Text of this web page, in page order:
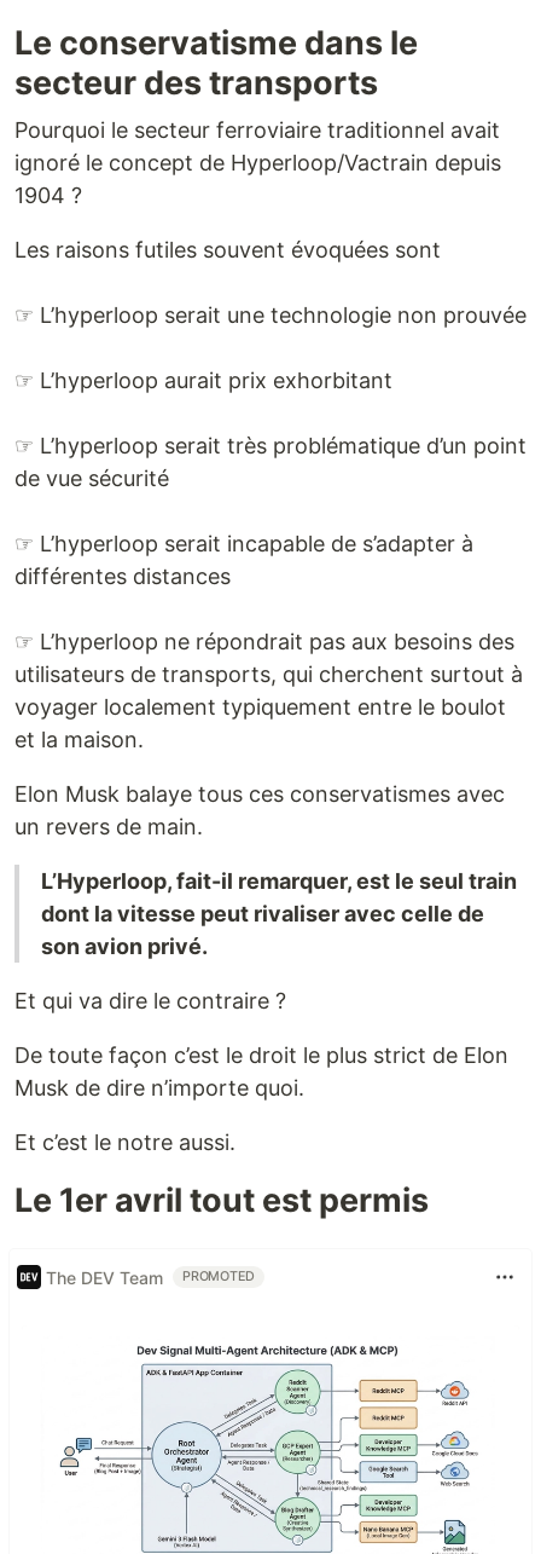
Le conservatisme dans le
secteur des transports
Pourquoi le secteur ferroviaire traditionnel avait
ignoré le concept de Hyperloop/Vactrain depuis
1904 ?
Les raisons futiles souvent évoquées sont
☞ L’hyperloop serait une technologie non prouvée
☞ L’hyperloop aurait prix exhorbitant
☞ L’hyperloop serait très problématique d’un point
de vue sécurité
☞ L’hyperloop serait incapable de s’adapter à
différentes distances
☞ L’hyperloop ne répondrait pas aux besoins des
utilisateurs de transports, qui cherchent surtout à
voyager localement typiquement entre le boulot
et la maison.
Elon Musk balaye tous ces conservatismes avec
un revers de main.
L’Hyperloop, fait-il remarquer, est le seul train
dont la vitesse peut rivaliser avec celle de
son avion privé.
Et qui va dire le contraire ?
De toute façon c’est le droit le plus strict de Elon
Musk de dire n’importe quoi.
Et c’est le notre aussi.
Le 1er avril tout est permis
The DEV Team PROMOTED